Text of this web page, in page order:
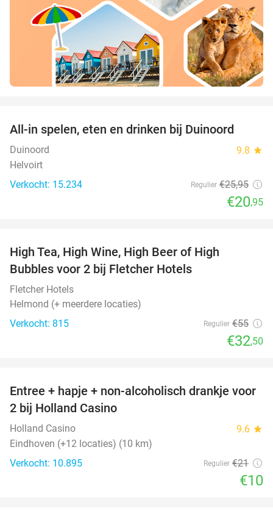
All-in spelen, eten en drinken bij Duinoord
Duinoord 9.8 star
Helvoirt
Verkocht: 15.234
Regulier €25,95
€20,95
High Tea, High Wine, High Beer of High
Bubbles voor 2 bij Fletcher Hotels
Fletcher Hotels
Helmond (+ meerdere locaties)
Verkocht: 815
Regulier €55
€32,50
52%
Entree + hapje + non-alcoholisch drankje voor
2 bij Holland Casino
Holland Casino 9.6 star
Eindhoven (+12 locaties) (10 km)
Verkocht: 10.895
Regulier €21
€10